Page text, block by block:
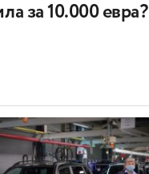
за 10.000 евра?